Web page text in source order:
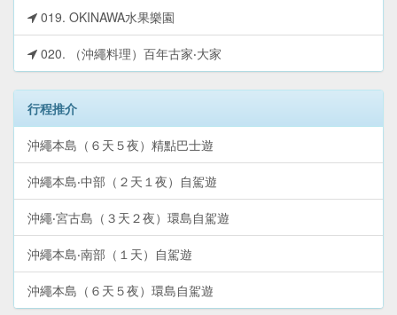
019. OKINAWA水果樂園
020. （沖繩料理）百年古家‧大家
行程推介
沖繩本島（６天５夜）精點巴士遊
沖繩本島‧中部（２天１夜）自駕遊
沖繩‧宮古島（３天２夜）環島自駕遊
沖繩本島‧南部（１天）自駕遊
沖繩本島（６天５夜）環島自駕遊